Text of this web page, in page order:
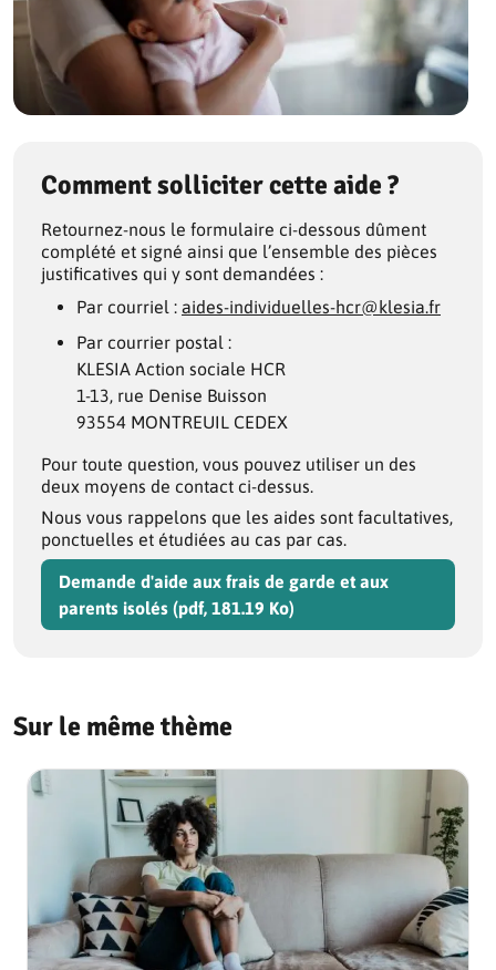
Comment solliciter cette aide ?
Retournez-nous le formulaire ci-dessous dûment
complété et signé ainsi que l’ensemble des pièces
justificatives qui y sont demandées :
Par courriel : aides-individuelles-hcr@klesia.fr
Par courrier postal :
KLESIA Action sociale HCR
1-13, rue Denise Buisson
93554 MONTREUIL CEDEX
Pour toute question, vous pouvez utiliser un des
deux moyens de contact ci-dessus.
Nous vous rappelons que les aides sont facultatives,
ponctuelles et étudiées au cas par cas.
Demande d'aide aux frais de garde et aux
parents isolés (pdf, 181.19 Ko)
Sur le même thème